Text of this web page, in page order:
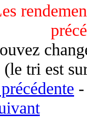
(le tri est
-